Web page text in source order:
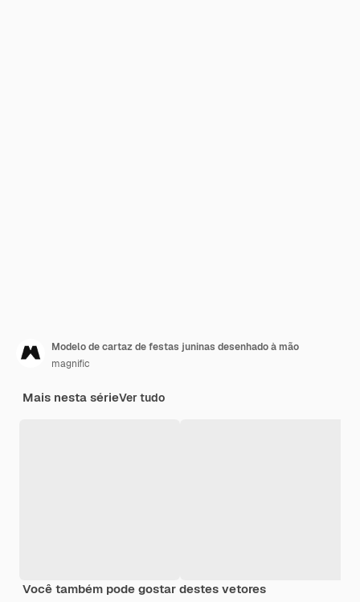
Modelo de cartaz de festas juninas desenhado à mão
magnific
Mais nesta sérieVer tudo
Você também pode gostar destes vetores